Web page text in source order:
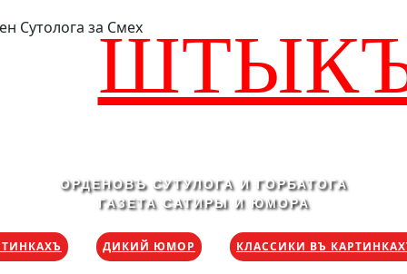
ОРДЕНОВЪ СУТУЛОГА И ГОРБАТОГА
ГАЗЕТА САТИРЫ И ЮМОРА
ДИКИЙ ЮМОР КЛАССИКИ ВЪ